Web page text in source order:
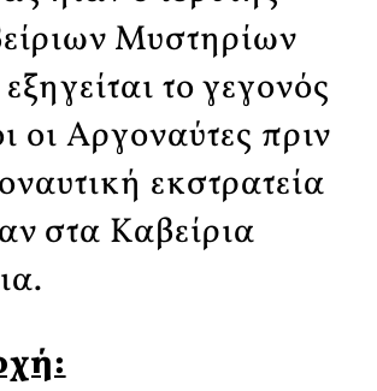
Μυστηρίων
το γεγονός
οι Αργοναύτες πριν
εκστρατεία
στα Καβείρια